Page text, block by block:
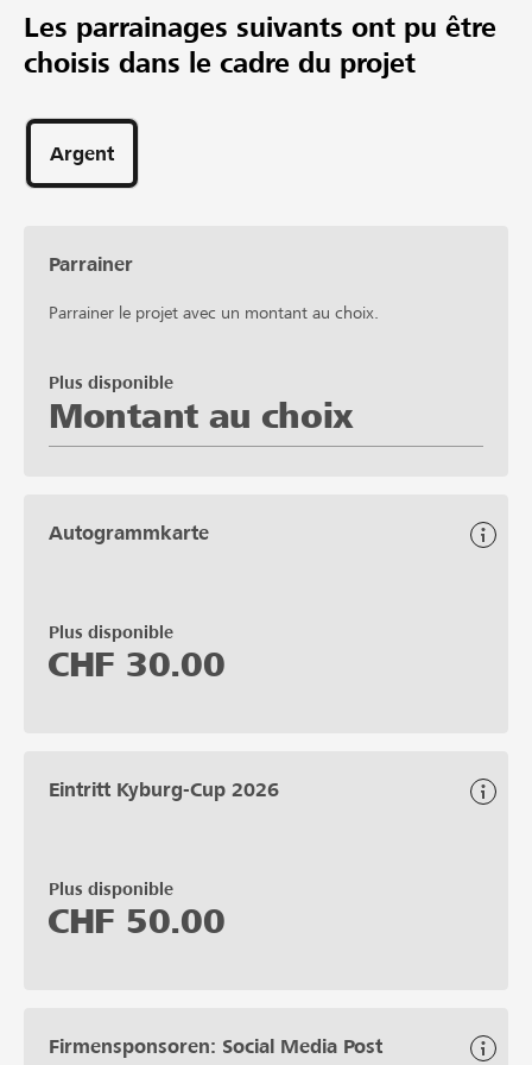
Les parrainages suivants ont pu être
choisis dans le cadre du projet
Argent
Parrainer
Parrainer le projet avec un montant au choix.
Montant au choix
Plus disponible
Autogrammkarte
Plus disponible
CHF 30.00
Eintritt Kyburg-Cup 2026
Plus disponible
CHF 50.00
Firmensponsoren: Social Media Post